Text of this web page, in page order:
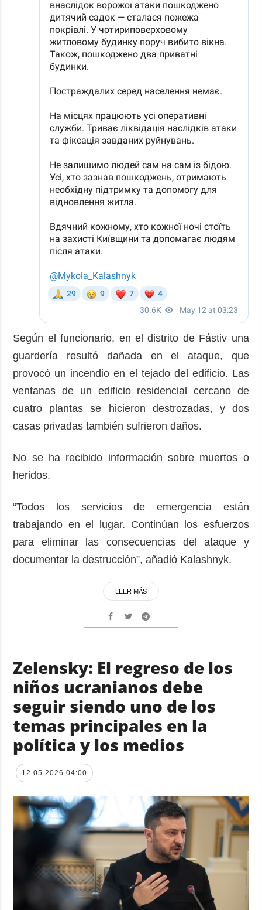
Según el funcionario, en el distrito de Fástiv una
guardería resultó dañada en el ataque, que
provocó un incendio en el tejado del edificio. Las
ventanas de un edificio residencial cercano de
cuatro plantas se hicieron destrozadas, y dos
casas privadas también sufrieron daños.
No se ha recibido información sobre muertos o
heridos.
“Todos los servicios de emergencia están
trabajando en el lugar. Continúan los esfuerzos
para eliminar las consecuencias del ataque y
documentar la destrucción”, añadió Kalashnyk.
LEER MÁS
Zelensky: El regreso de los
niños ucranianos debe
seguir siendo uno de los
temas principales en la
política y los medios
12.05.2026 04:00